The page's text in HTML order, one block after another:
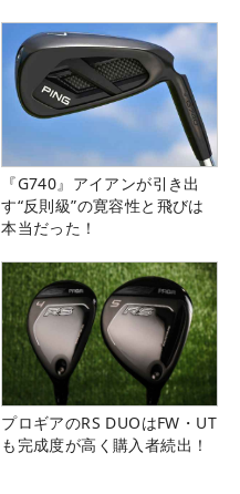
『G740』アイアンが引き出
す“反則級”の寛容性と飛びは
本当だった！
プロギアのRS DUOはFW・UT
も完成度が高く購入者続出！